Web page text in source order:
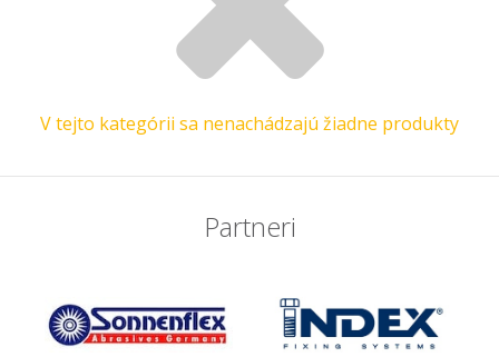
V tejto kategórii sa nenachádzajú žiadne produkty
Partneri